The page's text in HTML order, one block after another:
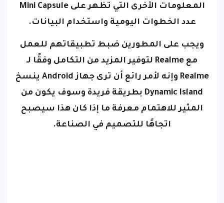
المعلومات الأخرى التي تظهر على Mini Capsule
عدد الخطوات اليومية واستخدام البيانات.
ويجب على المطورين ضبط تطبيقاتهم للعمل
مع Realme لتوفير المزيد من التكامل وفقًا لـ
Realme وإنه لأمر رائع أن ترى جهاز Android ينسخ
Dynamic Island بطريقة فريدة وسوف يكون من
المثير للاهتمام معرفة ما إذا كان هذا سيصبح
اتجاهًا للتصميم في الصناعة.